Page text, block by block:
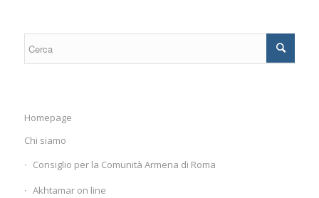
Homepage
Chi siamo
Consiglio per la Comunità Armena di Roma
Akhtamar on line